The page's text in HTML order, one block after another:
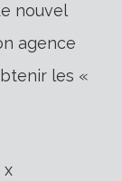
nouvel
agence
les «
x